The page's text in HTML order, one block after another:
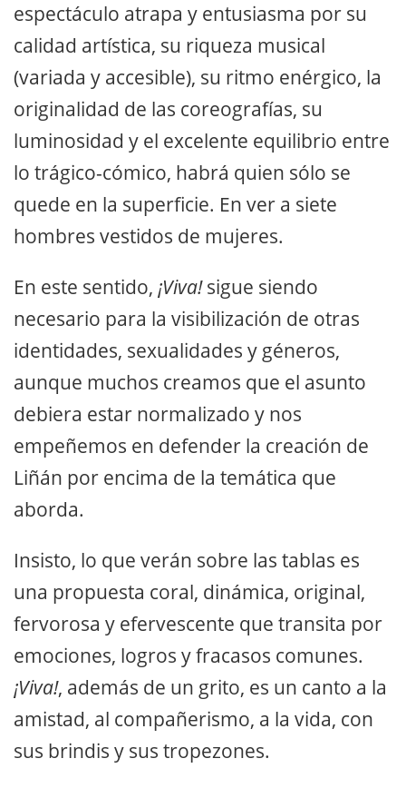
espectáculo atrapa y entusiasma por su
calidad artística, su riqueza musical
(variada y accesible), su ritmo enérgico, la
originalidad de las coreografías, su
luminosidad y el excelente equilibrio entre
lo trágico-cómico, habrá quien sólo se
quede en la superficie. En ver a siete
hombres vestidos de mujeres.
En este sentido, ¡Viva!sigue siendo
necesario para la visibilización de otras
identidades, sexualidades y géneros,
aunque muchos creamos que el asunto
debiera estar normalizado y nos
empeñemos en defender la creación de
Liñán por encima de la temática que
aborda.
Insisto, lo que verán sobre las tablas es
una propuesta coral, dinámica, original,
fervorosa y efervescente que transita por
emociones, logros y fracasos comunes.
¡Viva!, además de un grito, es un canto a la
amistad, al compañerismo, a la vida, con
sus brindis y sus tropezones.